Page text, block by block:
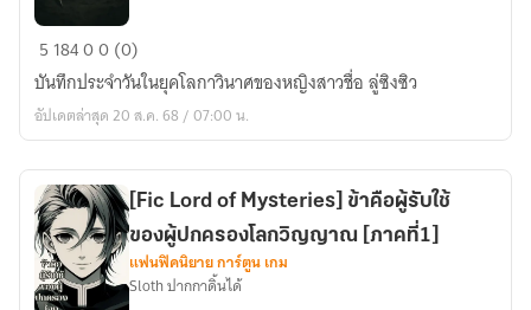
บันทึก
ประจำ
วัน
ของ
ที่
ชอบ
ไหล
ตาม
น้ำ
5 18400 (0)
บันทึกประจำวันในยุคโลกาวินาศของหญิงสาวชื่อ ลู่ซิงซิว
อัปเดตล่าสุด 20 ส.ค. 68 / 07:00 น.
[Fic Lord of Mysteries] ข้าคือผู้รับใช้
ของผู้ปกครองโลกวิญญาณ [ภาคที่1]
แฟนฟิคนิยาย การ์ตูน เกม
Sloth ปากกาดิ้นได้